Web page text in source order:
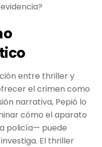
entre thriller y
el crimen como
narrativa, Pepió lo
cómo el aparato
policía— puede
El thriller